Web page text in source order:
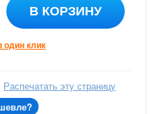
В КОРЗИНУ
один клик
Распечатать эту страницу